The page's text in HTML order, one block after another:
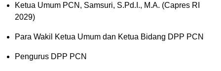
Ketua Umum PCN, Samsuri, S.Pd.I., M.A. (Capres RI
2029)
Para Wakil Ketua Umum dan Ketua Bidang DPP PCN
Pengurus DPP PCN